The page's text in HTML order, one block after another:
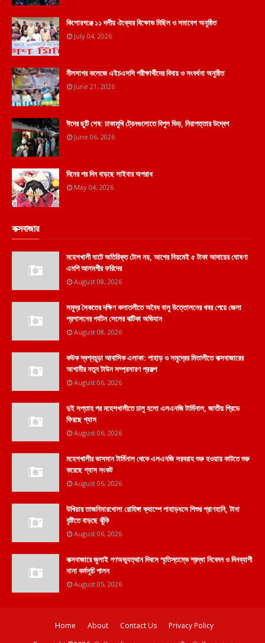
কিশোরগঞ্জে ১১ দলীয় ঐক্যের বিক্ষোভ মিছিল ও সমাবেশ অনুষ্ঠিত
July 04, 2026
নীলসাগর কলেজে এইচএসসি পরীক্ষার্থীদের বিদায় ও সংবর্ধনা অনুষ্ঠিত
June 21, 2026
ঈদের ছুটি শেষ: ঢাকামুখি ট্রেনগুলোতে বিপুল ভিড়, নিরাপত্তার উদ্বেগ
June 06, 2026
দিনের পর দিন বাড়ছে সাইবার অপরাধ
May 04, 2026
কক্সবাজার
মহেশখালী ঘাটে অতিরিক্ত টোল নয়, আগের নিয়মেই ৫ টাকা আদায়ের ঘোষণা
এমপি আলমগীর ফরিদের
August 08, 2026
সমুদ্র সৈকতের দক্ষিণ কলাতলীতে অবৈধ বালু উত্তোলনের খবর পেয়ে জেলা
প্রশাসনের পর্যটন সেলের ঝটিকা অভিযান
August 08, 2026
কউক স্বপ্নচূড়া আবাসিক এলাকা: পাহাড় ও সমুদ্রের মিতালীতে কক্সবাজারের
আগামীর নতুন টাউন সম্প্রসারণ প্রকল্প
August 06, 2026
দুই সপ্তাহ পর মহেশখালীতে চালু হলো এলএনজি টার্মিনাল, জাতীয় গ্রিডে
ফিরছে গ্যাস
August 06, 2026
মহেশখালীর ভাসমান টার্মিনাল থেকে এলএনজি সরবরাহ শুরু হওয়ায় কাটতে শুরু
করেছে গ্যাস সংকট
August 06, 2026
উখিয়ার তাজনিমারখোলা রোহিঙ্গা ক্যাম্পে পাহাড়ধসে শিশুর প্রাণহানি, টানা
বৃষ্টিতে বাড়ছে ঝুঁকি
August 06, 2026
কক্সবাজারে জুলাই গণঅভ্যুত্থান দিবসে স্মৃতিস্তম্ভে শ্রদ্ধা নিবেদন ও দিনব্যাপী
নানা কর্মসূচি পালন
August 05, 2026
Home About Contact Us
Privacy Policy